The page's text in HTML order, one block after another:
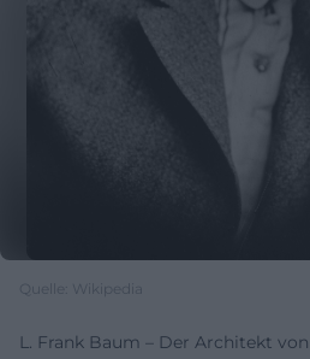
Quelle: Wikipedia
L. Frank Baum – Der Architekt